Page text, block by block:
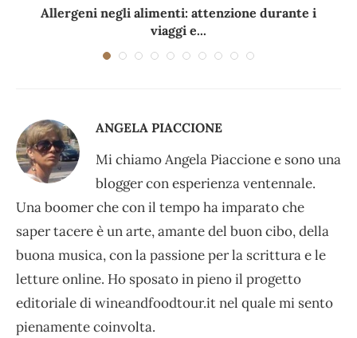
Allergeni negli alimenti: attenzione durante i
viaggi e...
ANGELA PIACCIONE
Mi chiamo Angela Piaccione e sono una
blogger con esperienza ventennale.
Una boomer che con il tempo ha imparato che
saper tacere è un arte, amante del buon cibo, della
buona musica, con la passione per la scrittura e le
letture online. Ho sposato in pieno il progetto
editoriale di wineandfoodtour.it nel quale mi sento
pienamente coinvolta.